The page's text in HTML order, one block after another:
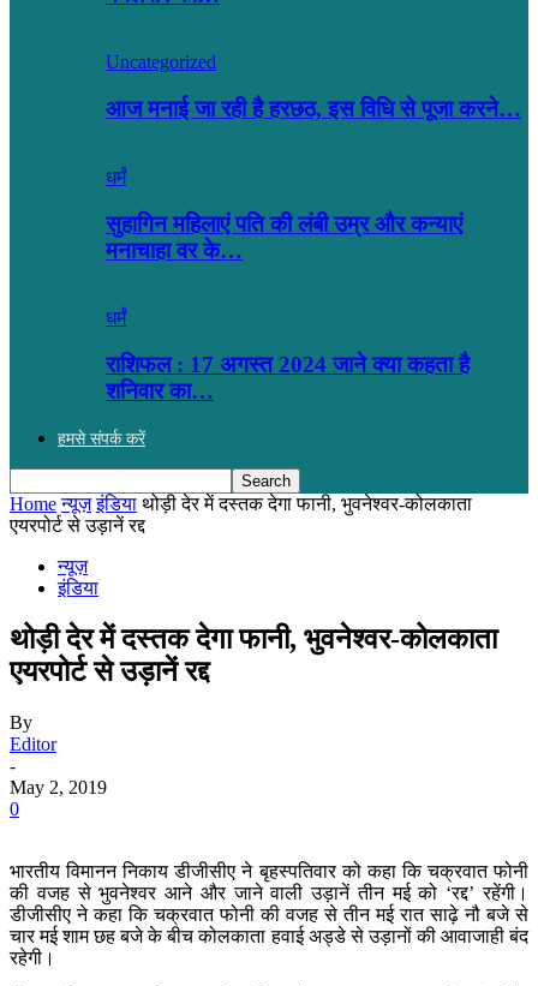
Uncategorized
आज मनाई जा रही है हरछठ, इस विधि से पूजा करने…
धर्मं
सुहागिन महिलाएं पति की लंबी उम्र और कन्याएं
मनाचाहा वर के…
धर्मं
राशिफल : 17 अगस्त 2024 जाने क्या कहता है
शनिवार का…
हमसे संपर्क करें
Home न्यूज़ इंडिया थोड़ी देर में दस्तक देगा फानी, भुवनेश्वर-कोलकाता
एयरपोर्ट से उड़ानें रद्द
न्यूज़
इंडिया
थोड़ी देर में दस्तक देगा फानी, भुवनेश्वर-कोलकाता
एयरपोर्ट से उड़ानें रद्द
By
Editor
-
May 2, 2019
0
भारतीय विमानन निकाय डीजीसीए ने बृहस्पतिवार को कहा कि चक्रवात फोनी
की वजह से भुवनेश्वर आने और जाने वाली उड़ानें तीन मई को ‘रद्द’ रहेंगी।
डीजीसीए ने कहा कि चक्रवात फोनी की वजह से तीन मई रात साढ़े नौ बजे से
चार मई शाम छह बजे के बीच कोलकाता हवाई अड्डे से उड़ानों की आवाजाही बंद
रहेगी।